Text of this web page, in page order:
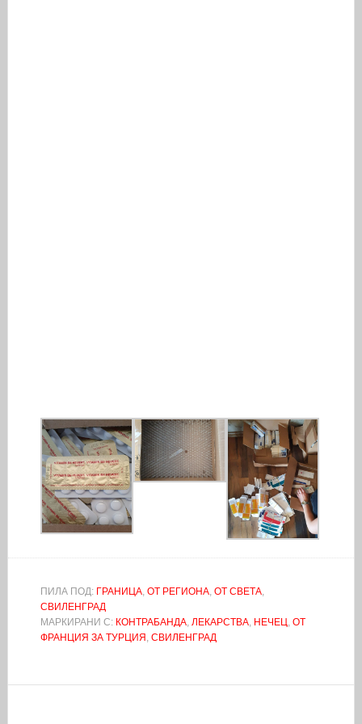
ПИЛА ПОД: ГРАНИЦА, ОТ РЕГИОНА, ОТ СВЕТА,
СВИЛЕНГРАД
МАРКИРАНИ С: КОНТРАБАНДА, ЛЕКАРСТВА, НЕЧЕЦ ОТ
ФРАНЦИЯ ЗА ТУРЦИЯ СВИЛЕНГРАД